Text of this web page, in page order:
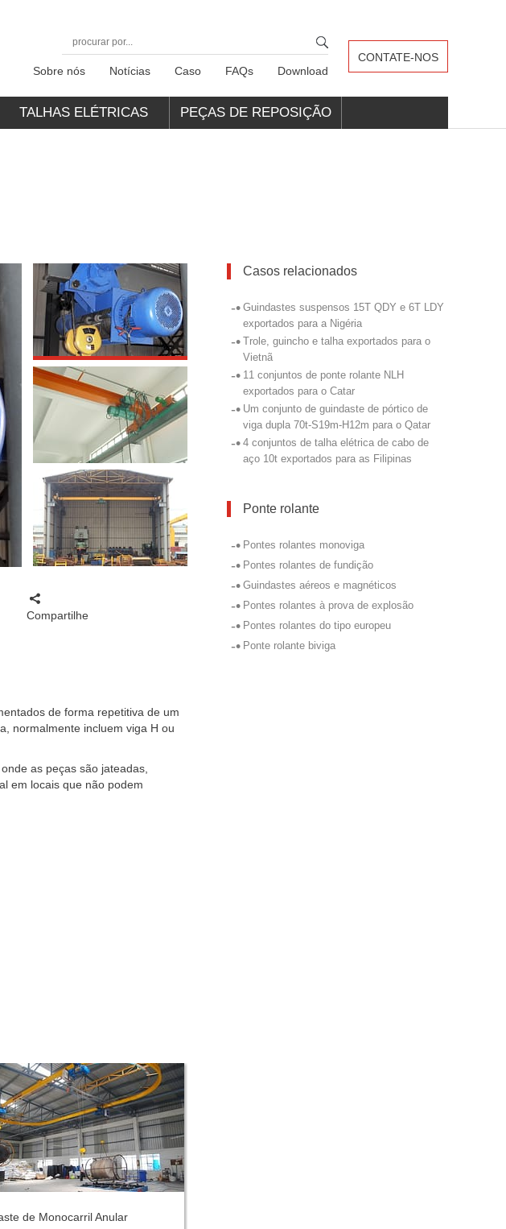
CONTATE-NOS
Sobre nós
Notícias Caso FAQs Download
TALHAS ELÉTRICAS PEÇAS DE REPOSIÇÃO
Compartilhe
de forma repetitiva de um
normalmente incluem viga H ou
as peças são jateadas,
em locais que não podem
de Monocarril Anular
Casos relacionados
-• Guindastes suspensos 15T QDY e 6T LDY
exportados para a Nigéria
-• Trole, guincho e talha exportados para o
Vietnã
-• 11 conjuntos de ponte rolante NLH
exportados para o Catar
-• Um conjunto de guindaste de pórtico de
viga dupla 70t-S19m-H12m para o Qatar
-• 4 conjuntos de talha elétrica de cabo de
aço 10t exportados para as Filipinas
Ponte rolante
-• Pontes rolantes monoviga
-• Pontes rolantes de fundição
-• Guindastes aéreos e magnéticos
-• Pontes rolantes à prova de explosão
-• Pontes rolantes do tipo europeu
-• Ponte rolante biviga